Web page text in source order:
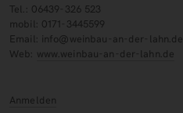
Tel.: 06439-326 523
mobil: 0171-3445599
Email: info@weinbau-an-der-lahn.de
Web: www.weinbau-an-der-lahn.de
Anmelden